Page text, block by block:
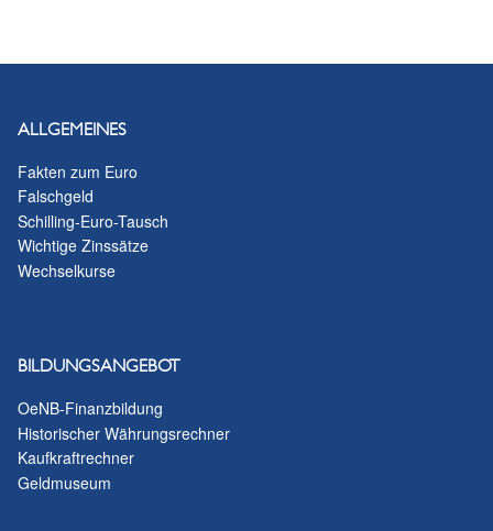
E-Mail senden
PRESSE
Hinweise für
Medienvertreterinnen
und Medienvertreter
ALLGEMEINES
Fakten zum Euro
Falschgeld
Schilling-Euro-Tausch
Wichtige Zinssätze
Wechselkurse
BILDUNGSANGEBOT
OeNB-Finanzbildung
Historischer Währungsrechner
Kaufkraftrechner
Geldmuseum